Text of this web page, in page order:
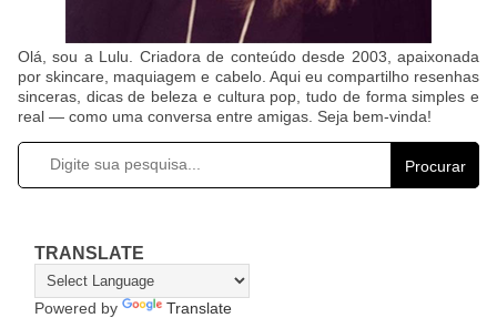
Olá, sou a Lulu. Criadora de conteúdo desde 2003, apaixonada
por skincare, maquiagem e cabelo. Aqui eu compartilho resenhas
sinceras, dicas de beleza e cultura pop, tudo de forma simples e
real — como uma conversa entre amigas. Seja bem-vinda!
Procurar
TRANSLATE
Powered by Translate